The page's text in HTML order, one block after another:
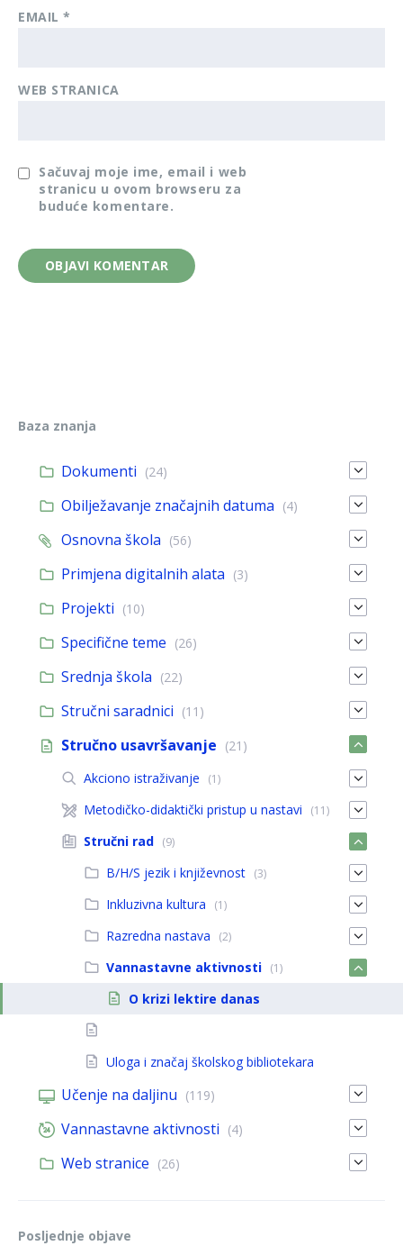
EMAIL*
WEB STRANICA
Sačuvaj moje ime, email i web
stranicu u ovom browseru za
buduće komentare.
Baza znanja
Dokumenti (24)
Obilježavanje značajnih datuma (4)
Osnovna škola (56)
Primjena digitalnih alata (3)
Projekti (10)
Specifične teme (26)
Srednja škola (22)
Stručni saradnici (11)
Stručno usavršavanje (21)
Akciono istraživanje
(1)
Metodičko-didaktički pristup u nastavi (11)
Stručni rad (9)
B/H/S jezik i književnost (3)
Inkluzivna kultura (1)
Razredna nastava (2)
Vannastavne aktivnosti (1)
O krizi lektire danas
Uloga i značaj školskog bibliotekara
Učenje na daljinu (119)
Vannastavne aktivnosti (4)
Web stranice (26)
Posljednje objave